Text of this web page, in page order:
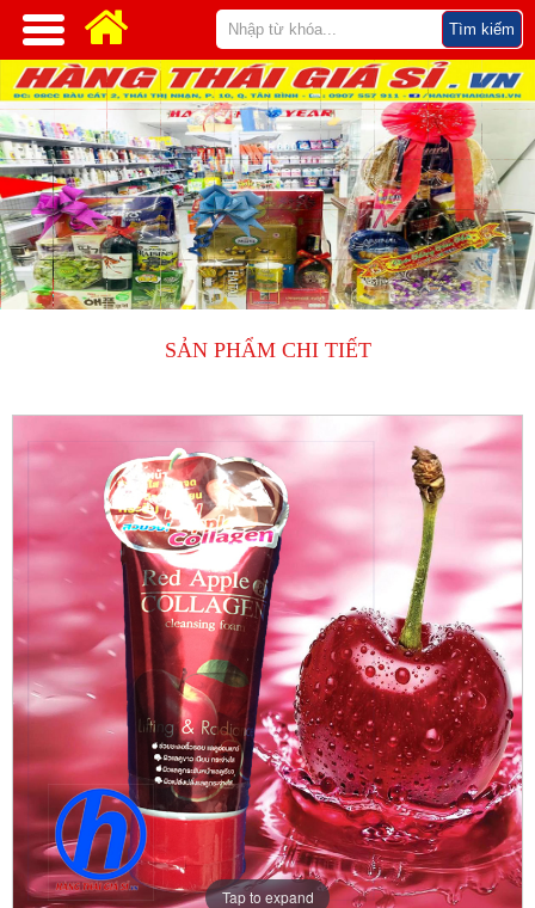
SẢN PHẨM CHI TIẾT
Tap to expand